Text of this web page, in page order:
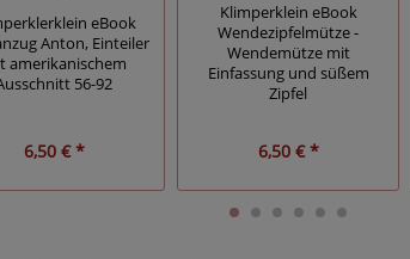
eBook
Anton, Einteiler
amerikanischem
56-92
6,50 € *
Klimperklein eBook
Wendezipfelmütze -
Wendemütze mit
Einfassung und süßem
Zipfel
6,50 € *